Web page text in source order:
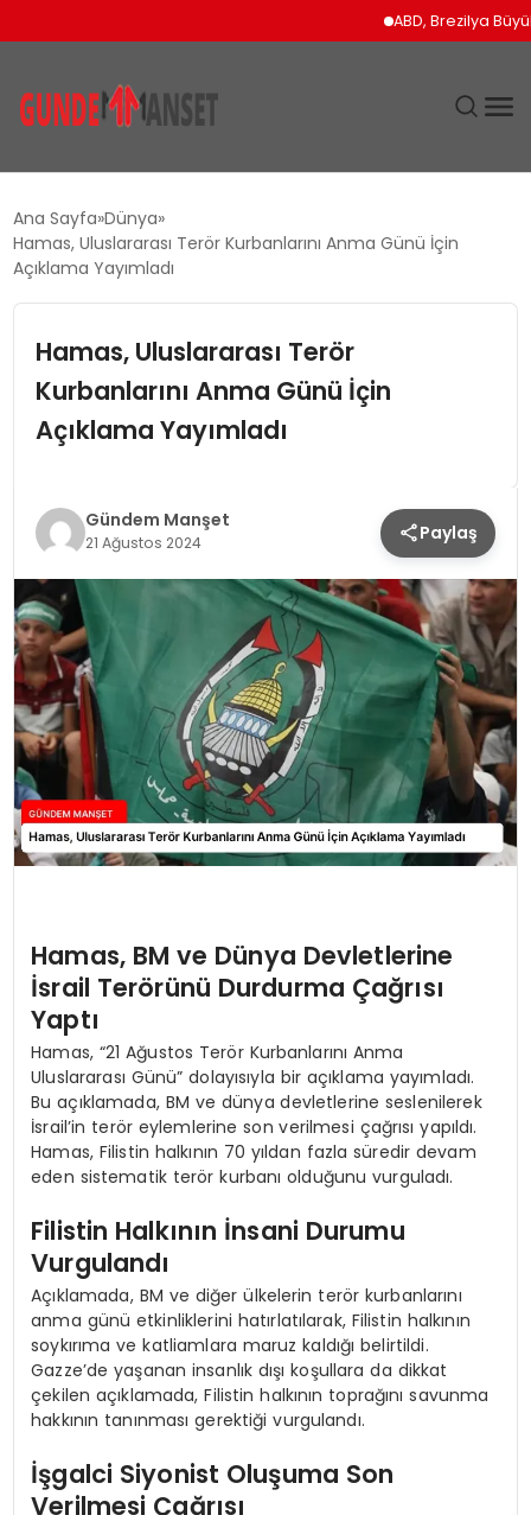
ABD, Brezilya
DÜNYA
SPOR
TEKNOLOJI
YAŞAM
Ana Sayfa Dünya
Hamas, Uluslararası Terör Kurbanlarını Anma Günü İçin
Açıklama Yayımladı
Hamas, Uluslararası Terör
Kurbanlarını Anma Günü İçin
Açıklama Yayımladı
Gündem Manşet
21 Ağustos 2024 Paylaş
Hamas, BM ve Dünya Devletlerine
İsrail Terörünü Durdurma Çağrısı
Yaptı
Hamas, “21 Ağustos Terör Kurbanlarını Anma
Uluslararası Günü” dolayısıyla bir açıklama yayımladı.
Bu açıklamada, BM ve dünya devletlerine seslenilerek
İsrail’in terör eylemlerine son verilmesi çağrısı yapıldı.
Hamas, Filistin halkının 70 yıldan fazla süredir devam
eden sistematik terör kurbanı olduğunu vurguladı.
Filistin Halkının İnsani Durumu
Vurgulandı
Açıklamada, BM ve diğer ülkelerin terör kurbanlarını
anma günü etkinliklerini hatırlatılarak, Filistin halkının
soykırıma ve katliamlara maruz kaldığı belirtildi.
Gazze’de yaşanan insanlık dışı koşullara da dikkat
çekilen açıklamada, Filistin halkının toprağını savunma
hakkının tanınması gerektiği vurgulandı.
İşgalci Siyonist Oluşuma Son
Verilmesi Çağrısı